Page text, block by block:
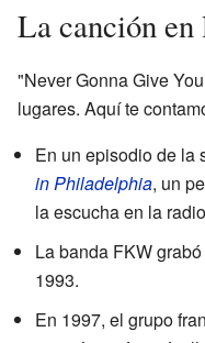
La canción
"Never Gonna Give
lugares. Aquí te
En un episodio de la
in Philadelphia, un
la escucha en la
La banda FKW
1993.
En 1997, el grupo